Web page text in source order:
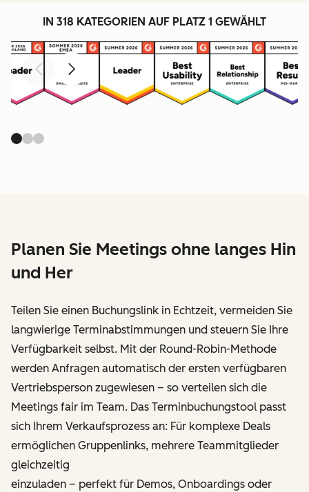
IN 318 KATEGORIEN AUF PLATZ 1 GEWÄHLT
ZurückWeiter
Planen Sie Meetings ohne langes Hin
und Her
Teilen Sie einen Buchungslink in Echtzeit, vermeiden Sie
langwierige Terminabstimmungen und steuern Sie Ihre
Verfügbarkeit selbst. Mit der Round-Robin-Methode
werden Anfragen automatisch der ersten verfügbaren
Vertriebs­person zugewiesen – so verteilen sich die
Meetings fair im Team. Das Terminbuchungstool passt
sich Ihrem Verkaufsprozess an: Für komplexe Deals
ermöglichen Gruppenlinks, mehrere Teammitglieder
gleichzeitig
einzuladen – perfekt für Demos, Onboardings oder